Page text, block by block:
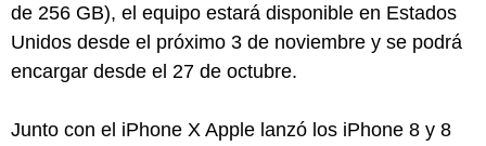
de 256 GB), el equipo estará disponible en Estados
Unidos desde el próximo 3 de noviembre y se podrá
encargar desde el 27 de octubre.
Junto con el iPhone X Apple lanzó los iPhone 8 y 8